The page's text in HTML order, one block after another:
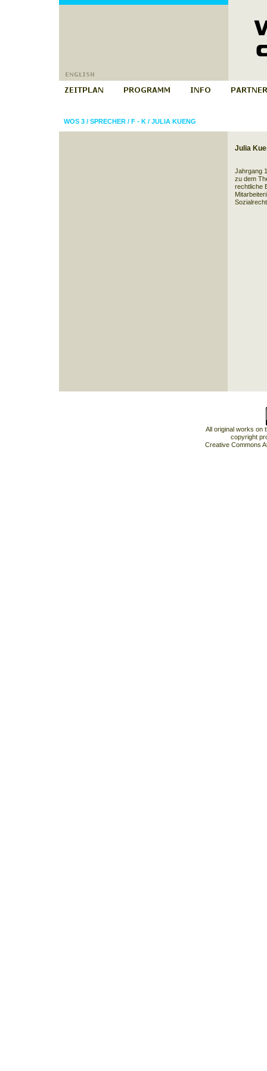
WOS 3/ SPRECHER/ F - K/ JULIA KUENG
Julia
Jahrgang
zu dem
rechtliche
All original works on
copyright
Creative Commons